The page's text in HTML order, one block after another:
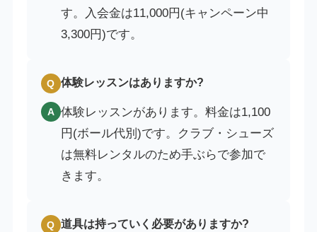
す。入会金は11,000円(キャンペーン中
3,300円)です。
Q 体験レッスンはありますか?
A 体験レッスンがあります。料金は1,100
円(ボール代別)です。クラブ・シューズ
は無料レンタルのため手ぶらで参加で
きます。
Q 道具は持っていく必要がありますか?